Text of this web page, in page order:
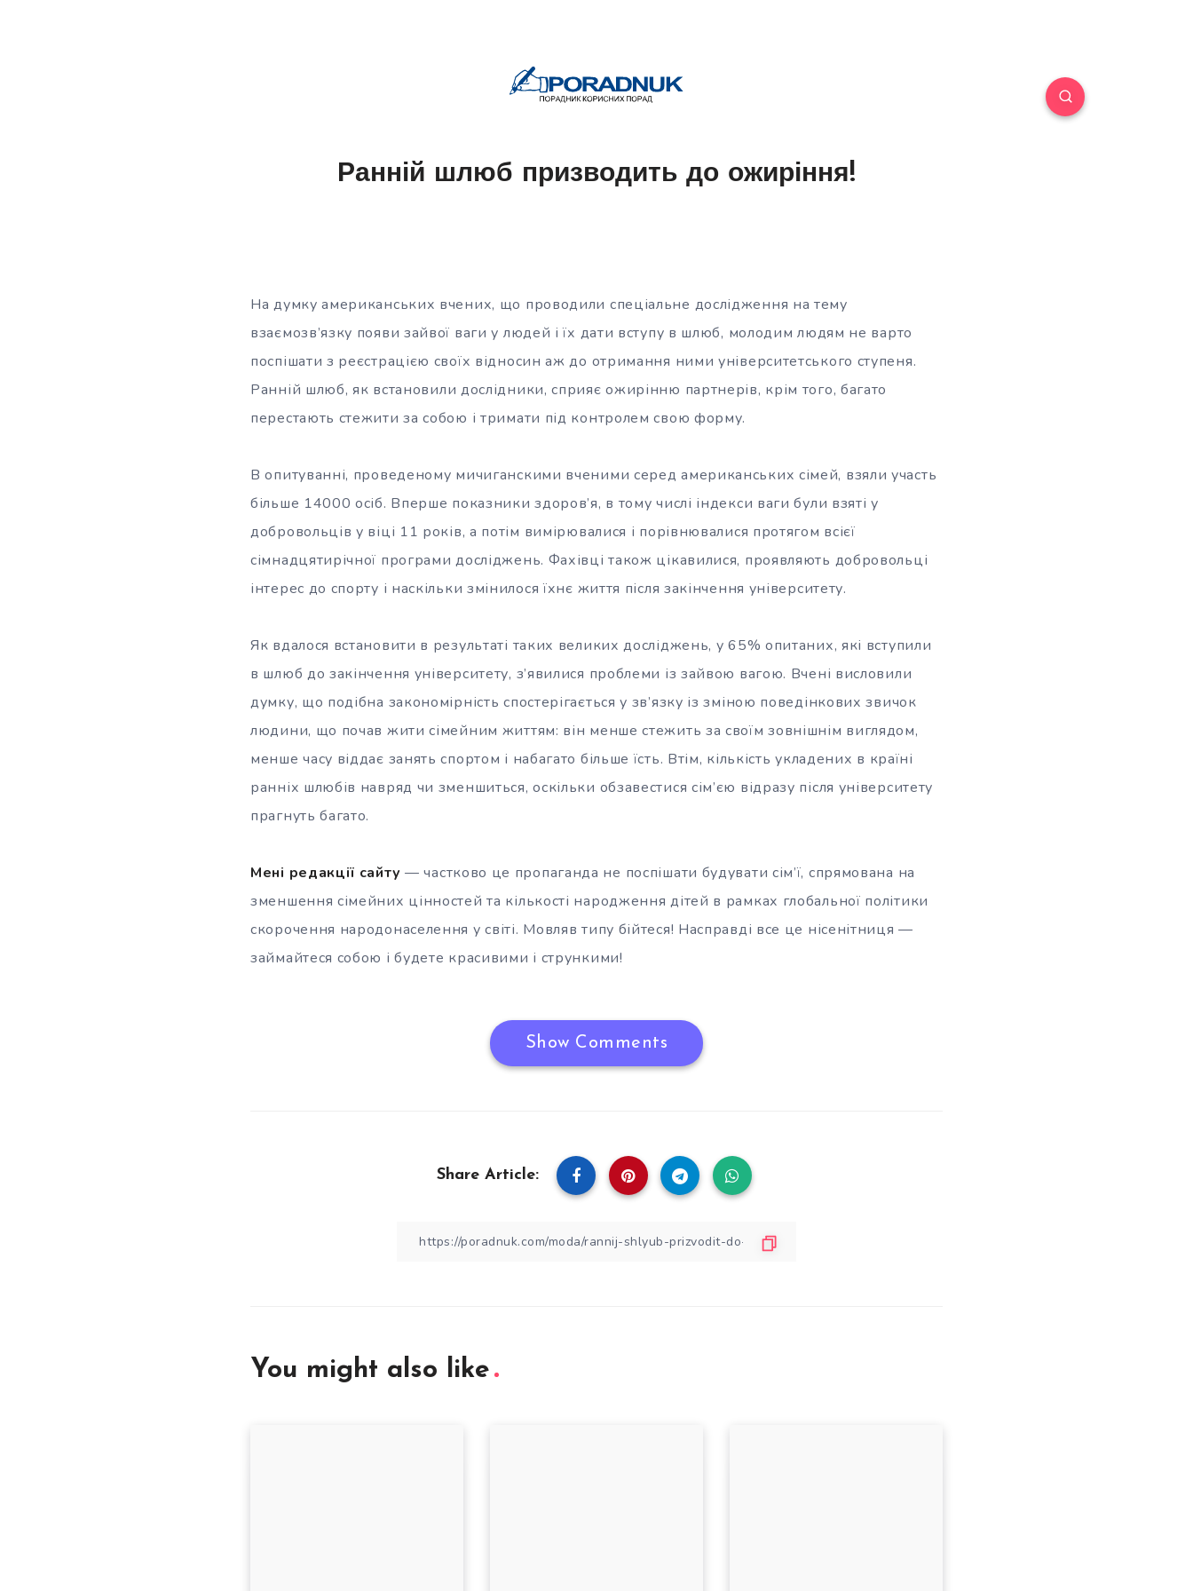
Ранній шлюб призводить до ожиріння!
На думку американських вчених, що проводили спеціальне дослідження на тему
взаємозв’язку появи зайвої ваги у людей і їх дати вступу в шлюб, молодим людям не варто
поспішати з реєстрацією своїх відносин аж до отримання ними університетського ступеня.
Ранній шлюб, як встановили дослідники, сприяє ожирінню партнерів, крім того, багато
перестають стежити за собою і тримати під контролем свою форму.
В опитуванні, проведеному мичиганскими вченими серед американських сімей, взяли участь
більше 14000 осіб. Вперше показники здоров’я, в тому числі індекси ваги були взяті у
добровольців у віці 11 років, а потім вимірювалися і порівнювалися протягом всієї
сімнадцятирічної програми досліджень. Фахівці також цікавилися, проявляють добровольці
інтерес до спорту і наскільки змінилося їхнє життя після закінчення університету.
Як вдалося встановити в результаті таких великих досліджень, у 65% опитаних, які вступили
в шлюб до закінчення університету, з’явилися проблеми із зайвою вагою. Вчені висловили
думку, що подібна закономірність спостерігається у зв’язку із зміною поведінкових звичок
людини, що почав жити сімейним життям: він менше стежить за своїм зовнішнім виглядом,
менше часу віддає занять спортом і набагато більше їсть. Втім, кількість укладених в країні
ранніх шлюбів навряд чи зменшиться, оскільки обзавестися сім’єю відразу після університету
прагнуть багато.
Мені редакції сайту — частково це пропаганда не поспішати будувати сім’ї, спрямована на
зменшення сімейних цінностей та кількості народження дітей в рамках глобальної політики
скорочення народонаселення у світі. Мовляв типу бійтеся! Насправді все це нісенітниця —
займайтеся собою і будете красивими і стрункими!
Show Comments
Share Article:
You might also like